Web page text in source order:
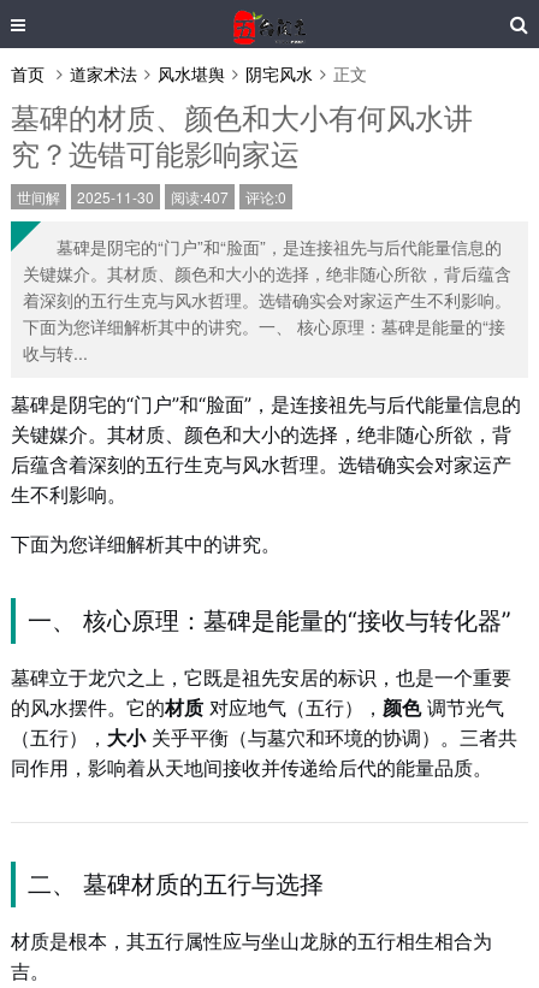
首页 道家术法 风水堪舆 阴宅风水 正文
墓碑的材质、颜色和大小有何风水讲
究？选错可能影响家运
世间解 2025-11-30 阅读:407 评论:0
墓碑是阴宅的“门户”和“脸面”，是连接祖先与后代能量信息的
关键媒介。其材质、颜色和大小的选择，绝非随心所欲，背后蕴含
着深刻的五行生克与风水哲理。选错确实会对家运产生不利影响。
下面为您详细解析其中的讲究。一、 核心原理：墓碑是能量的“接
收与转...
墓碑是阴宅的“门户”和“脸面”，是连接祖先与后代能量信息的
关键媒介。其材质、颜色和大小的选择，绝非随心所欲，背
后蕴含着深刻的五行生克与风水哲理。选错确实会对家运产
生不利影响。
下面为您详细解析其中的讲究。
一、 核心原理：墓碑是能量的“接收与转化器”
墓碑立于龙穴之上，它既是祖先安居的标识，也是一个重要
的风水摆件。它的材质对应地气（五行）， 颜色调节光气
（五行）， 大小关乎平衡（与墓穴和环境的协调）。三者共
同作用，影响着从天地间接收并传递给后代的能量品质。
二、 墓碑材质的五行与选择
材质是根本，其五行属性应与坐山龙脉的五行相生相合为
吉。